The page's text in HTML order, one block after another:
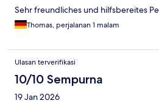
Sehr freundliches und hilfsbereites
Thomas, perjalanan 1 malam
Ulasan terverifikasi
10/10 Sempurna
19 Jan 2026